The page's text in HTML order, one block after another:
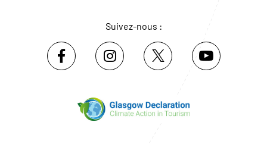
Suivez-nous :